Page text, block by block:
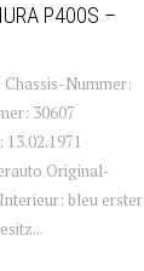
P400S –
Chassis-Nummer:
30607
Original-
bleu erster